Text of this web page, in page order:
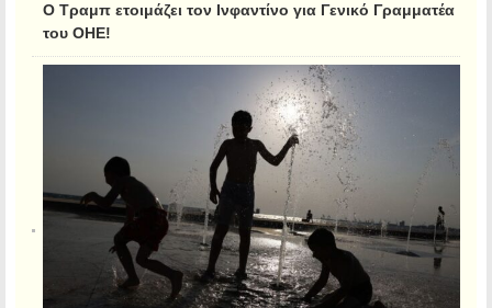
Ο Τραμπ ετοιμάζει τον Ινφαντίνο για Γενικό Γραμματέα
του ΟΗΕ!